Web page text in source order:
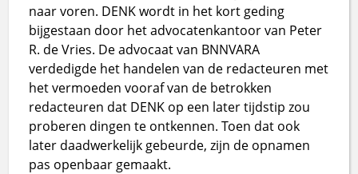
naar voren. DENK wordt in het kort geding
bijgestaan door het advocatenkantoor van Peter
R. de Vries. De advocaat van BNNVARA
verdedigde het handelen van de redacteuren met
het vermoeden vooraf van de betrokken
redacteuren dat DENK op een later tijdstip zou
proberen dingen te ontkennen. Toen dat ook
later daadwerkelijk gebeurde, zijn de opnamen
pas openbaar gemaakt.